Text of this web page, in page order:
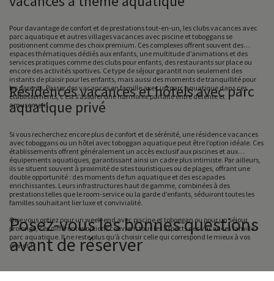
Pour davantage de confort et de prestations tout-en-un, les clubs vacances avec
parc aquatique et autres villages vacances avec piscine et toboggans se
positionnent comme des choix premium. Ces complexes offrent souvent des
espaces thématiques dédiés aux enfants, une multitude d’animations et des
services pratiques comme des clubs pour enfants, des restaurants sur place ou
encore des activités sportives. Ce type de séjour garantit non seulement des
instants de plaisir pour les enfants, mais aussi des moments de tranquillité pour
les parents. Passer des vacances en famille avec un parc aquatique dans ces
établissements, c’est s’assurer une harmonie parfaite entre détente et
amusement.
Résidences vacances et hôtels avec parc
aquatique privé
Si vous recherchez encore plus de confort et de sérénité, une résidence vacances
avec toboggans ou un hôtel avec toboggan aquatique peut être l’option idéale. Ces
établissements offrent généralement un accès exclusif aux piscines et aux
équipements aquatiques, garantissant ainsi un cadre plus intimiste. Par ailleurs,
ils se situent souvent à proximité de sites touristiques ou de plages, offrant une
double opportunité : des moments de fun aquatique et des escapades
enrichissantes. Leurs infrastructures haut de gamme, combinées à des
prestations telles que le room-service ou la garde d’enfants, séduiront toutes les
familles souhaitant lier luxe et convivialité.
Que vous optiez pour un week-end avec piscine et toboggan ou pour un séjour
prolongé, ces différentes options couvrent tous les aspects des vacances famille
parc aquatique. Il ne reste plus qu’à choisir celle qui correspond le mieux à vos
envies !
Posez-vous les bonnes questions
avant de réserver